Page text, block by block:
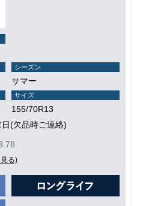
シーズン
サマー
サイズ
155/70R13
(欠品時ご連絡)
る)